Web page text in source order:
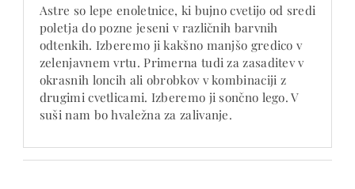
Astre so lepe enoletnice, ki bujno cvetijo od sredi
poletja do pozne jeseni v različnih barvnih
odtenkih. Izberemo ji kakšno manjšo gredico v
zelenjavnem vrtu. Primerna tudi za zasaditev v
okrasnih loncih ali obrobkov v kombinaciji z
drugimi cvetlicami. Izberemo ji sončno lego. V
suši nam bo hvaležna za zalivanje.